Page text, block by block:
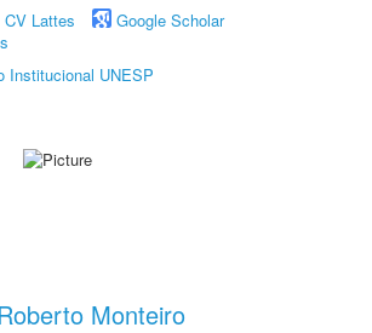
CV Lattes
Google Scholar
Institucional UNESP
Monteiro